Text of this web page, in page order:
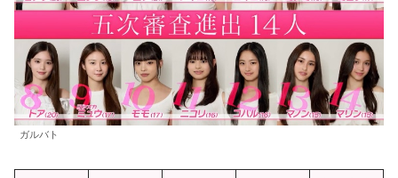
ガルバト